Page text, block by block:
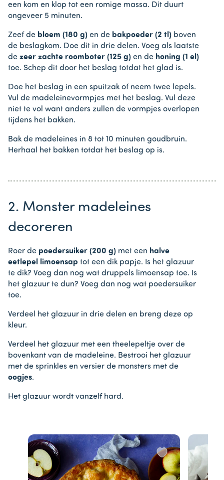
een kom en klop tot een romige massa. Dit duurt
ongeveer 5 minuten.
Zeef de bloem (180 g) en de bakpoeder (2 tl) boven
de beslagkom. Doe dit in drie delen. Voeg als laatste
de zeer zachte roomboter (125 g) en de honing (1 el)
toe. Schep dit door het beslag totdat het glad is.
Doe het beslag in een spuitzak of neem twee lepels.
Vul de madeleinevormpjes met het beslag. Vul deze
niet te vol want anders zullen de vormpjes overlopen
tijdens het bakken.
Bak de madeleines in 8 tot 10 minuten goudbruin.
Herhaal het bakken totdat het beslag op is.
2. Monster madeleines
decoreren
Roer de poedersuiker (200 g) met een halve
eetlepel limoensap tot een dik papje. Is het glazuur
te dik? Voeg dan nog wat druppels limoensap toe. Is
het glazuur te dun? Voeg dan nog wat poedersuiker
toe.
Verdeel het glazuur in drie delen en breng deze op
kleur.
Verdeel het glazuur met een theelepeltje over de
bovenkant van de madeleine. Bestrooi het glazuur
met de sprinkles en versier de monsters met de
oogjes.
Het glazuur wordt vanzelf hard.